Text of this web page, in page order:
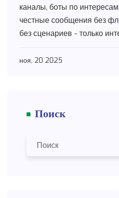
каналы, боты по
честные сообщения без
без сценариев - только
ноя, 20 2025
Поиск